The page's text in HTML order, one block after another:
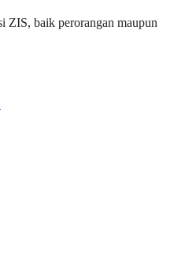
ZIS, baik perorangan maupun